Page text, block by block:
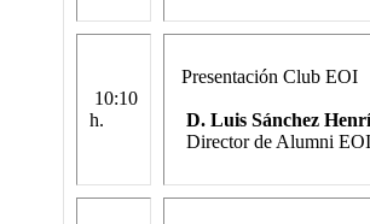
10:10
h.
Presentación Club EOI
D. Luis Sánchez
Director de Alumni EOI